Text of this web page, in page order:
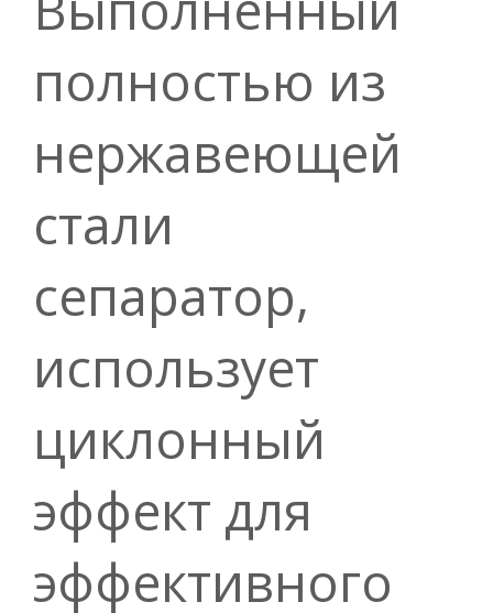
полностью из
нержавеющей
стали
сепаратор,
использует
циклонный
эффект для
эффективного